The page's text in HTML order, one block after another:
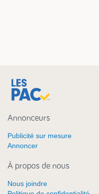
Annonceurs
Publicité sur mesure
Annoncer
À propos de nous
Nous joindre